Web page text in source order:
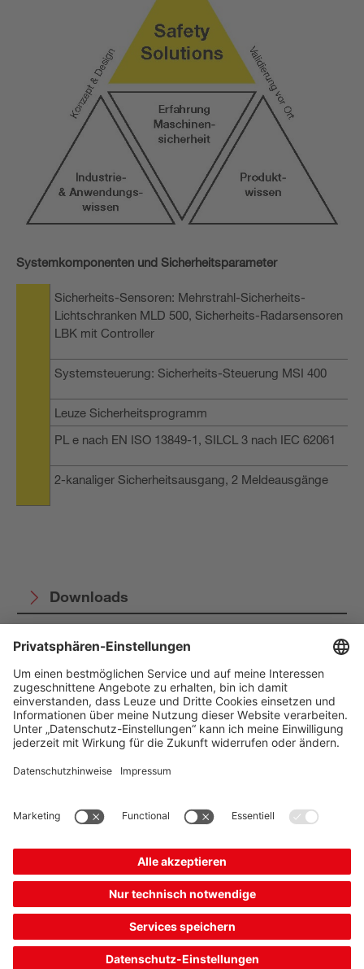
Systemkomponenten und Sicherheitsparameter
Sicherheits-Sensoren: Mehrstrahl-Sicherheits-
Lichtschranken MLD 500, Sicherheits-Radarsensoren
LBK mit Controller
Systemsteuerung: Sicherheits-Steuerung MSI 400
Leuze Sicherheitsprogramm
PL e nach EN ISO 13849-1, SILCL 3 nach IEC 62061
2-kanaliger Sicherheitsausgang, 2 Meldeausgänge
Downloads
The Sensor People
Quick Links
Folgen Sie uns
* Alle Preise exkl. gesetzl.
Mehrwertsteuer zzgl.
Versandkosten, wenn nicht
anders angegeben.
Datenschutz
Cookie Einstellungen
Impressum